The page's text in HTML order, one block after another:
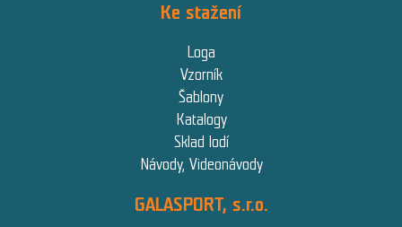
Ke stažení
Loga
Vzorník
Šablony
Katalogy
Sklad lodí
Návody, Videonávody
GALASPORT, s.r.o.